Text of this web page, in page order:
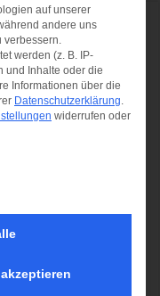
Open Space
auf unserer
andere uns
verbessern.
werden (z. B. IP-
und Inhalte oder die
Informationen über die
Datenschutzerklärung.
widerrufen oder
die eine Einwilligung